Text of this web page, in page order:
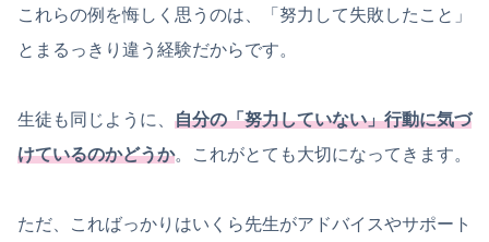
これらの例を悔しく思うのは、「努力して失敗したこと」
とまるっきり違う経験だからです。
生徒も同じように、 自分の「努力していない」行動に気づ
けているのかどうか。これがとても大切になってきます。
ただ、こればっかりはいくら先生がアドバイスやサポート